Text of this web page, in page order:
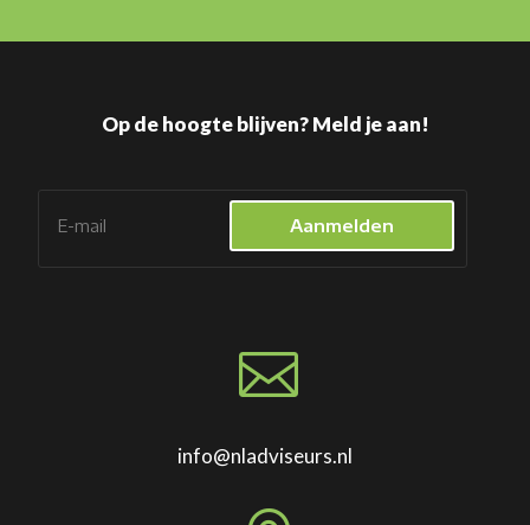
Op de hoogte blijven? Meld je aan!
Aanmelden

info@nladviseurs.nl